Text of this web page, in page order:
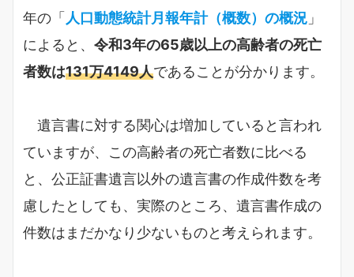
年の「人口動態統計月報年計（概数）の概況 」
によると、 令和3年の65歳以上の高齢者の死亡
者数は131万4149人であることが分かります。
遺言書に対する関心は増加していると言われ
ていますが、この高齢者の死亡者数に比べる
と、公正証書遺言以外の遺言書の作成件数を考
慮したとしても、実際のところ、遺言書作成の
件数はまだかなり少ないものと考えられます。